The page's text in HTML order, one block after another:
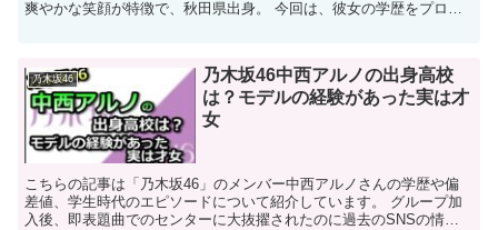
爽やかな笑顔が特徴で、秋田県出身。 今回は、彼女の学歴をプロフ
乃木坂46
乃木坂46中西アルノの出身高校
は？モデルの経験があった実は才
女
こちらの記事は「乃木坂46」のメンバー中西アルノさんの学歴や偏
差値、学生時代のエピソードについて紹介しています。 グループ加
入後、即表題曲でのセンターに大抜擢されたのに過去のSNSの情報